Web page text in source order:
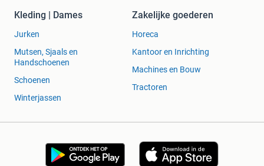
Kleding | Dames
Jurken
Mutsen, Sjaals en
Handschoenen
Schoenen
Winterjassen
Zakelijke goederen
Horeca
Kantoor en Inrichting
Machines en Bouw
Tractoren